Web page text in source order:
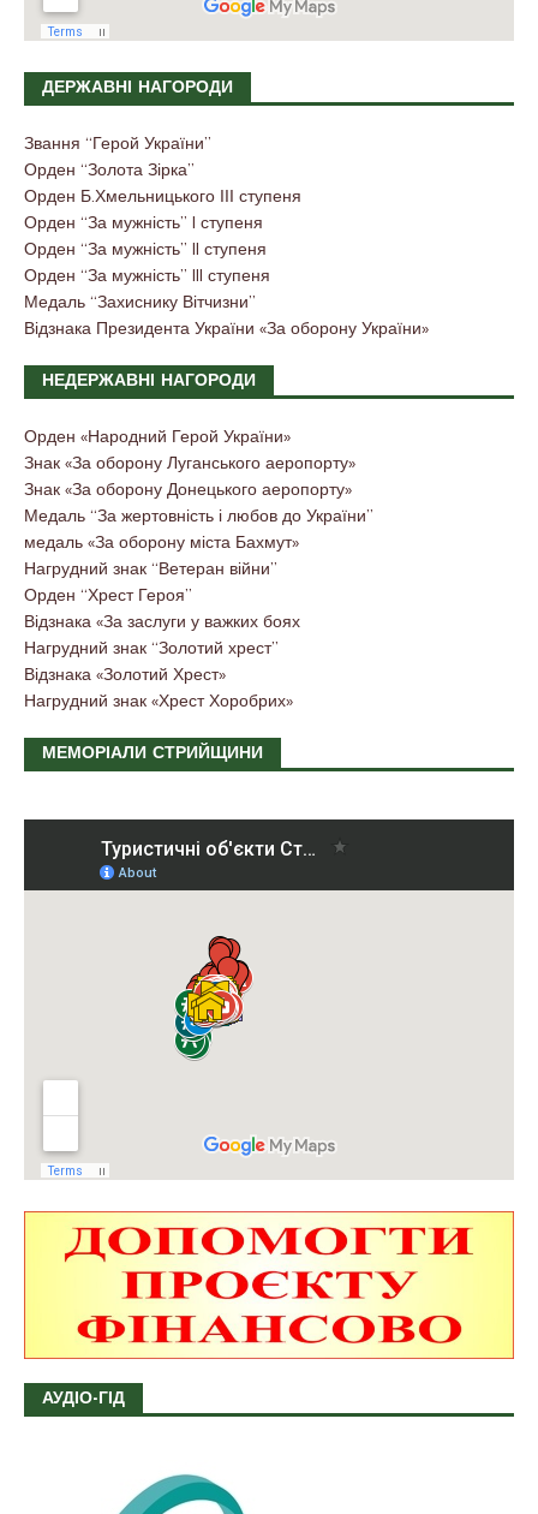
ДЕРЖАВНІ НАГОРОДИ
Звання “Герой України”
Орден “Золота Зірка”
Орден Б.Хмельницького ІІІ ступеня
Орден “За мужність” I ступеня
Орден “За мужність” II ступеня
Орден “За мужність” III ступеня
Медаль “Захиснику Вітчизни”
Відзнака Президента України «За оборону України»
НЕДЕРЖАВНІ НАГОРОДИ
Орден «Народний Герой України»
Знак «За оборону Луганського аеропорту»
Знак «За оборону Донецького аеропорту»
Медаль “За жертовність і любов до України”
медаль «За оборону міста Бахмут»
Нагрудний знак “Ветеран війни”
Орден “Хрест Героя”
Відзнака «За заслуги у важких боях
Нагрудний знак “Золотий хрест”
Відзнака «Золотий Хрест»
Нагрудний знак «Хрест Хоробрих»
МЕМОРІАЛИ СТРИЙЩИНИ
АУДІО-ГІД